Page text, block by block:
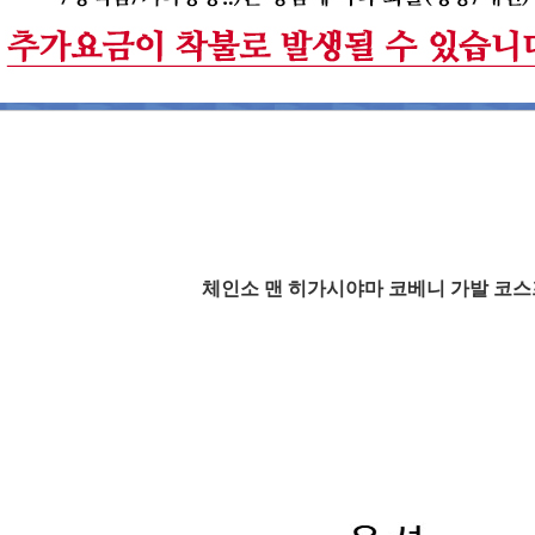
체인소 맨 히가시야마 코베니 가발 코